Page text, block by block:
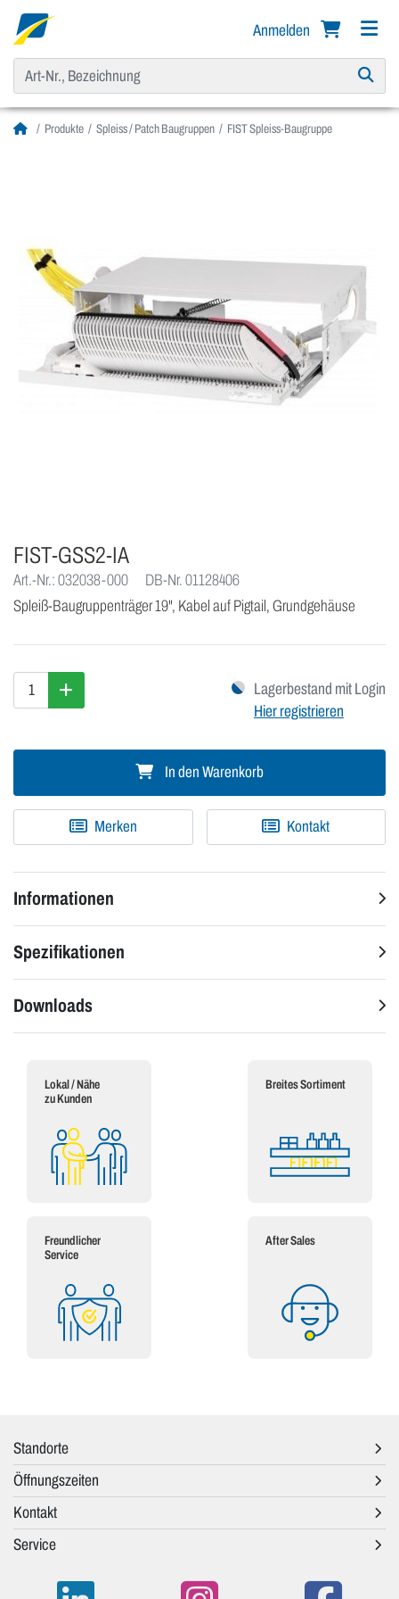
Anmelden
Produkte Spleiss / Patch Baugruppen FIST Spleiss-Baugruppe
FIST-GSS2-IA
Art.-Nr.: 032038-000
DB-Nr. 01128406
Spleiß-Baugruppenträger 19", Kabel auf Pigtail, Grundgehäuse
Lagerbestand mit Login
Hier registrieren
In den Warenkorb
Merken Kontakt
Informationen
Spezifikationen
Downloads
Lokal / Nähe
zu Kunden
Breites Sortiment
Freundlicher
Service
After Sales
Standorte
Öffnungszeiten
Kontakt
Service